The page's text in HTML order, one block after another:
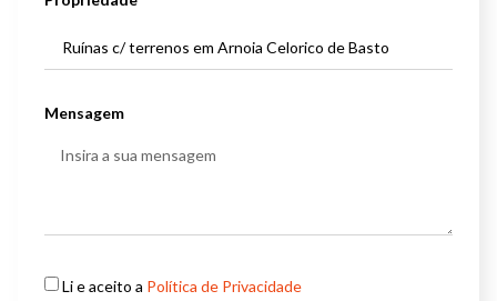
Mensagem
Li e aceito a Política de Privacidade